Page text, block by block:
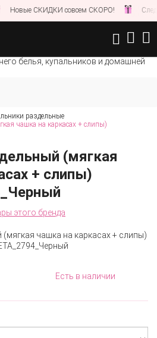
Новые СКИДКИ совсем СКОРО!
раздельные
чашка на каркасах + слипы)
(мягкая
+ слипы)
этого бренда
Есть в наличии